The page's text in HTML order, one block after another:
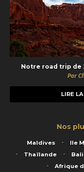
Notre road trip de
Par
LIRE
Nos
Maldives Ile
Thaïlande
Bali
Afrique